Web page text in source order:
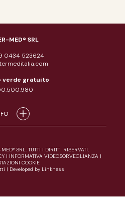
MED® SRL
0434 523624
verde gratuito
SRL. TUTTI I DIRITTI RISERVATI.
| INFORMATIVA VIDEOSORVEGLIANZA |
COOKIE
| Developed by Linkness